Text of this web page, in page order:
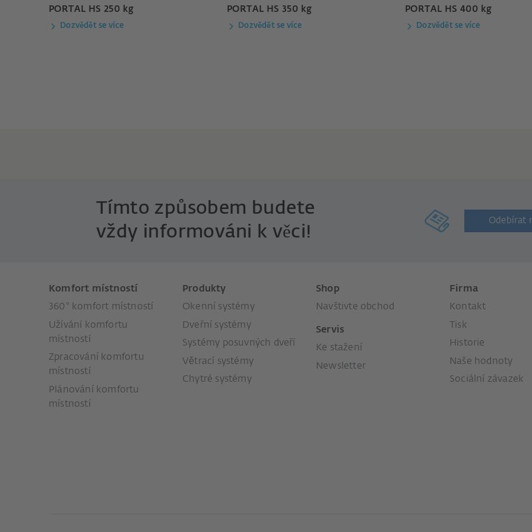
PORTAL HS 250 kg
Dozvědět se více
PORTAL HS 350 kg
Dozvědět se více
PORTAL HS 400 kg
Dozvědět se více
Tímto způsobem budete
vždy informováni k věci!
Odebírat
Komfort místností
360° komfort místností
Užívání komfortu
místností
Zpracování komfortu
místností
Plánování komfortu
místností
Produkty
Okenní systémy
Dveřní systémy
Systémy posuvných dveří
Větrací systémy
Chytré systémy
Shop
Navštivte obchod
Servis
Ke stažení
Newsletter
Firma
Kontakt
Tisk
Historie
Naše hodnoty
Sociální závazek